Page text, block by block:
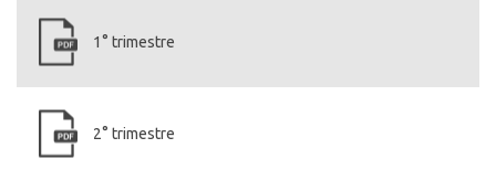
1° trimestre
2° trimestre